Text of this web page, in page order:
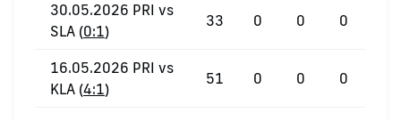
30.05.2026 PRI vs
SLA (0:1)
33 0 0 0
16.05.2026 PRI vs
KLA (4:1)
51 0 0 0